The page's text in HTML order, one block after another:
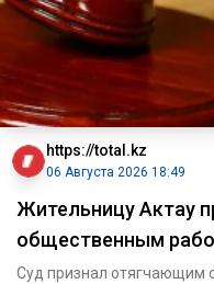
https://total.kz
06 Августа 2026 18:49
Жительницу Актау
общественным
Суд признал отягчающим